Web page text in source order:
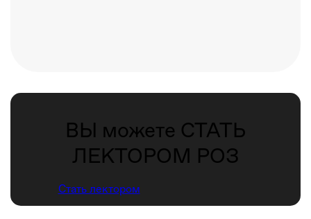
ВЫ можете СТАТЬ
ЛЕКТОРОМ РОЗ
Стать лектором